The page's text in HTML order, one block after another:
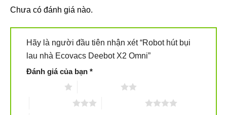
lau dọn.
Chưa có đánh giá nào.
Hãy là người đầu tiên nhận xét “Robot hút bụi
lau nhà Ecovacs Deebot X2 Omni”
Đánh giá của bạn *